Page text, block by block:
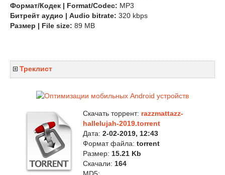
Формат/Кодек | Format/Codec: MP3
Битрейт аудио | Audio bitrate: 320 kbps
Размер | File size: 89 MB
Треклист
Скачать торрент: razzmattazz-
hallelujah-2019.torrent
Дата: 2-02-2019, 12:43
Формат файла: torrent
Размер: 15.21 Kb
Скачали: 164